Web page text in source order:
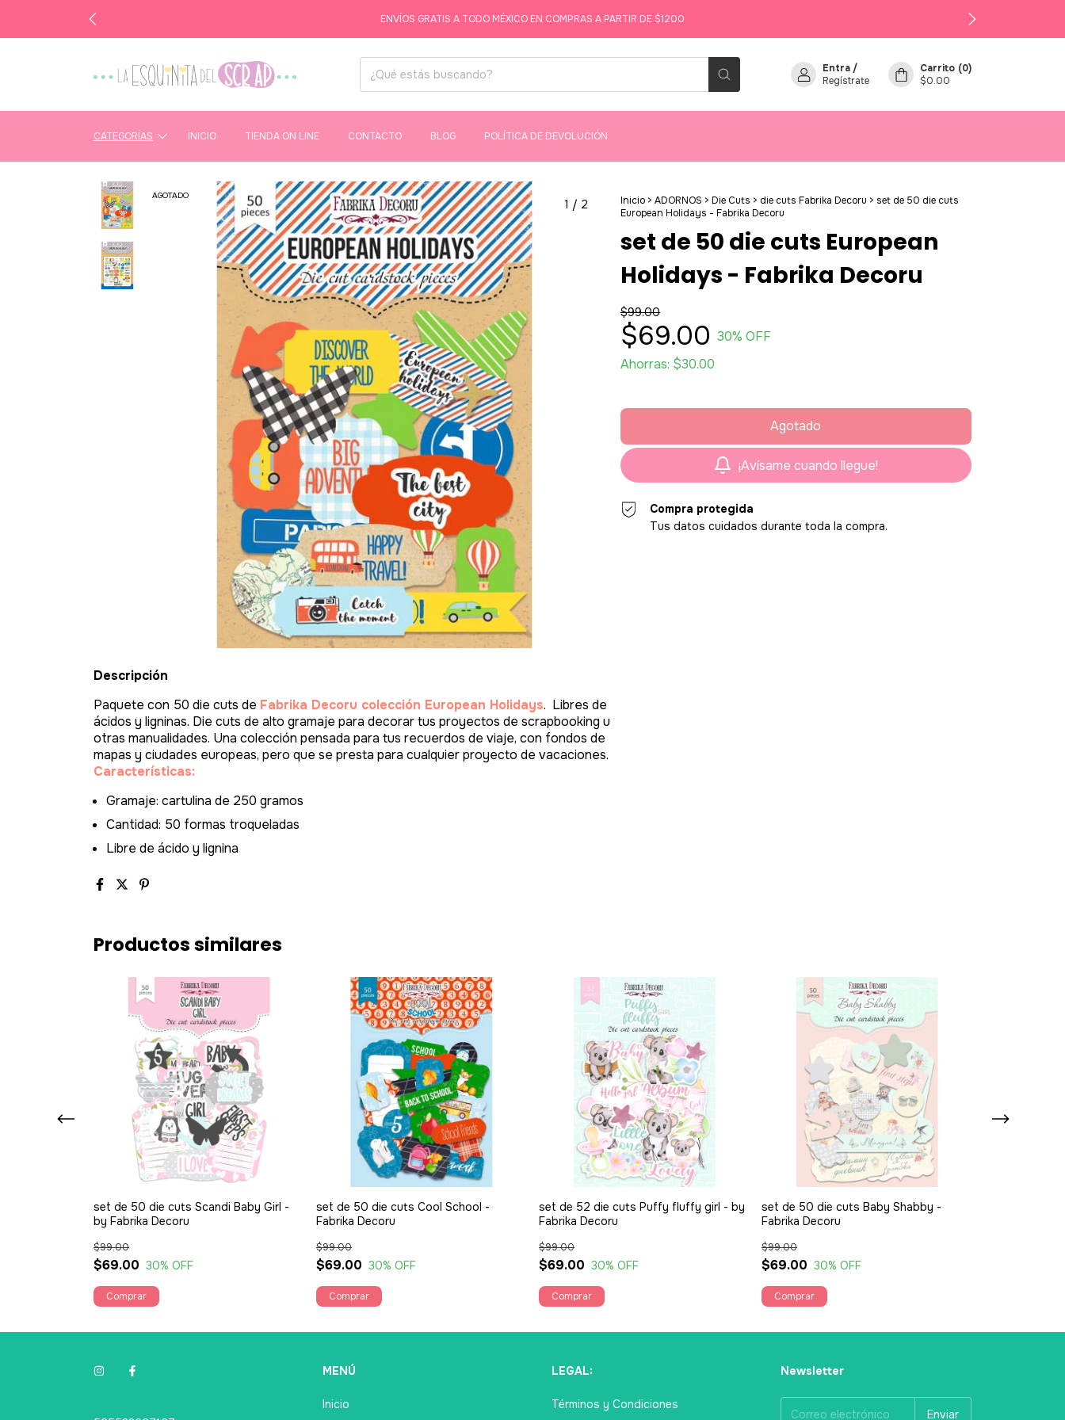
ENVÍOS GRATIS A TODO MÉXICO EN COMPRAS A PARTIR DE $1200
Entra /
Regístrate
Carrito (0)
$0.00
CATEGORÍAS INICIO TIENDA ON LINE CONTACTO BLOG POLÍTICA DE DEVOLUCIÓN
AGOTADO
1 / 2 Inicio > ADORNOS > Die Cuts > die cuts Fabrika Decoru > set de 50 die cuts
European Holidays - Fabrika Decoru
set de 50 die cuts European
Holidays - Fabrika Decoru
$99.00
$69.00 30% OFF
Ahorras: $30.00
¡Avísame cuando llegue!
Compra protegida
Descripción
Paquete con 50 die cuts de Fabrika Decoru colección European Holidays. Libres de
ácidos y ligninas. Die cuts de alto gramaje para decorar tus proyectos de scrapbooking u
otras manualidades. Una colección pensada para tus recuerdos de viaje, con fondos de
mapas y ciudades europeas, pero que se presta para cualquier proyecto de vacaciones.
Características:
Gramaje: cartulina de 250 gramos
Cantidad: 50 formas troqueladas
Libre de ácido y lignina
Productos similares
set de 50 die cuts Scandi Baby Girl -
by Fabrika Decoru
$69.00
$99.00
30% OFF
set de 50 die cuts Cool School -
Fabrika Decoru
$69.00
$99.00
30% OFF
set de 52 die cuts Puffy fluffy girl - by
Fabrika Decoru
$69.00
$99.00
30% OFF
set de 50 die cuts Baby Shabby -
Fabrika Decoru
$69.00
$99.00
30% OFF
MENÚ
Inicio
LEGAL:
Términos y Condiciones
Newsletter